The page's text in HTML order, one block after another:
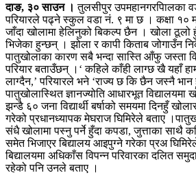
दाङ, ३० साउन । तुलसीपुर उपमहानगरपािलका
परियारले पढ्ने स्कुल वडा नं. ९ मा छ । कक्षा १०
जाँदा खोलामा हेलिनुको बिकल्प छैन । खोला
भिजेका हुन्छन् । झोला र कापी किताब जोगाउँन
पातुखोलाका कारण सबै भन्दा सास्ति आँफु जस्ता
परियार बताउँछन् ।‘ कहिले काँही लाग्छ खै यहाँ
लाग्दैन,’ परियारले भने ‘राज्य छ कि छैन जस्नै
पातुखोलास्थित ज्ञानज्योति आधारभूत विद्यालयमा
झन्डै ६० जना विद्यार्थी बर्षाको समयमा दिनहुँ
गरेको प्रधानध्यापक मेघराज घिमिरेले बताए
संधै खोलामा पस्नु पर्ने हुँदा कपडा, जुत्ताका साथै
समेत भिजाएर बिद्यालय आइपुग्ने गरेका प्रअ
बिद्यालयमा अधिकाँस विपन्न परिवारका दलित
रहेको पनि उनले बताए ।